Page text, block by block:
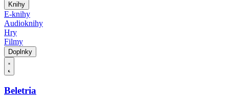
Knihy
E-knihy
Audioknihy
Hry
Filmy
Doplnky
Beletria